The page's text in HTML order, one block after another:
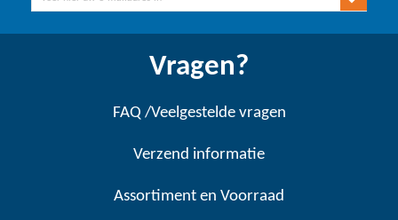
Vragen?
FAQ /Veelgestelde vragen
Verzend informatie
Assortiment en Voorraad